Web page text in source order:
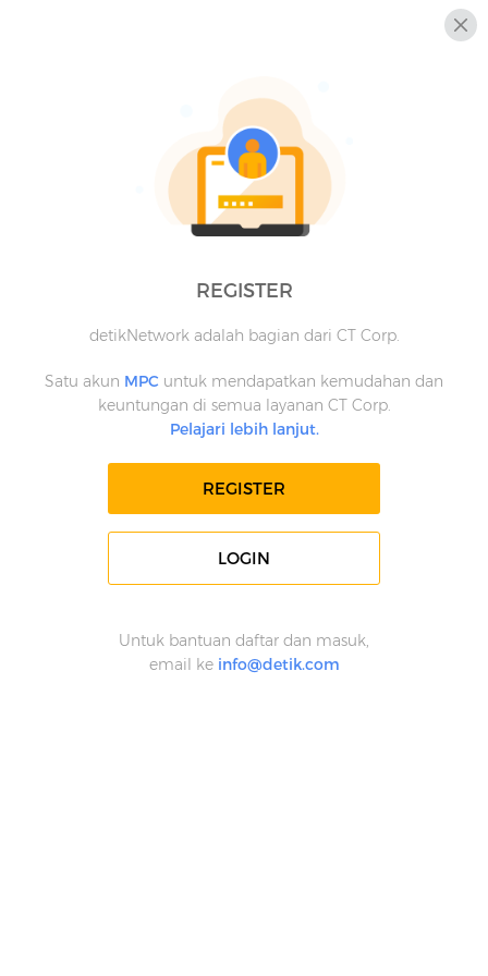
REGISTER
detikNetwork adalah bagian dari CT Corp.
Satu akun MPC untuk mendapatkan kemudahan dan
keuntungan di semua layanan CT Corp.
Pelajari lebih lanjut.
REGISTER
LOGIN
Untuk bantuan daftar dan masuk,
email ke info@detik.com